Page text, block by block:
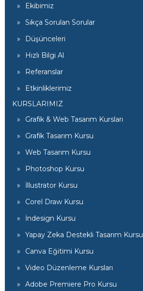
Ekibimiz
Sıkça Sorulan Sorular
Düşünceleri
Hızlı Bilgi Al
Referanslar
Etkinliklerimiz
KURSLARIMIZ
Grafik & Web Tasarım Kursları
Grafik Tasarım Kursu
Web Tasarım Kursu
Photoshop Kursu
İllustrator Kursu
Corel Draw Kursu
İndesign Kursu
Yapay Zeka Destekli Tasarım Kursu
Canva Eğitimi Kursu
Video Düzenleme Kursları
Adobe Premiere Pro Kursu